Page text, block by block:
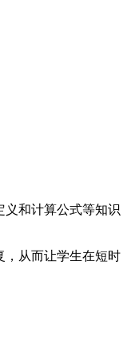
义和计算公式等知识
，从而让学生在短时